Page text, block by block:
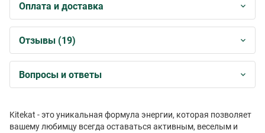
Оплата и доставка
Отзывы (19)
Вопросы и ответы
Kitekat - это уникальная формула энергии, которая позволяет
вашему любимцу всегда оставаться активным, веселым и